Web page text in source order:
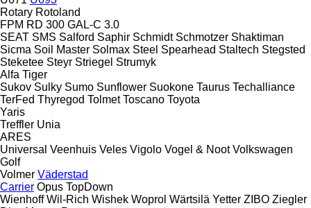
Rotary Rotoland
FPM RD 300 GAL-C 3.0
SEAT SMS Salford Saphir Schmidt Schmotzer Shaktiman
Sicma Soil Master Solmax Steel Spearhead Staltech Stegsted
Steketee Steyr Striegel Strumyk
Alfa Tiger
Sukov Sulky Sumo Sunflower Suokone Taurus Techalliance
TerFed Thyregod Tolmet Toscano Toyota
Yaris
Treffler Unia
ARES
Universal Veenhuis Veles Vigolo Vogel & Noot Volkswagen
Golf
Volmer Väderstad
Carrier Opus TopDown
Wienhoff Wil-Rich Wishek Woprol Wärtsilä Yetter ZIBO Ziegler